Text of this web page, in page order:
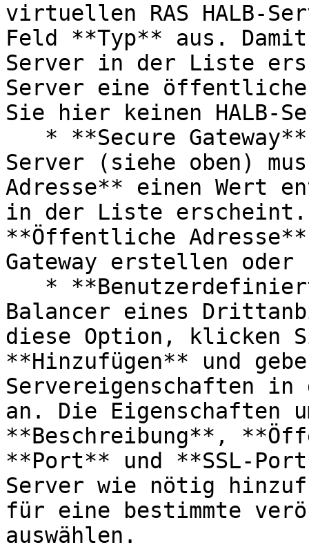
virtuellen RAS HALB-
Feld **Typ** aus.
Server in der Liste
Server eine öffentliche
Sie hier keinen HALB-
Server (siehe oben)
Adresse** einen Wert
in der Liste erscheint.
**Öffentliche
Gateway erstellen
Balancer eines
diese Option, klicken
**Hinzufügen** und
Servereigenschaften
an. Die Eigenschaften
**Beschreibung**,
**Port** und **SSL-
Server wie nötig
für eine bestimmte
auswählen.